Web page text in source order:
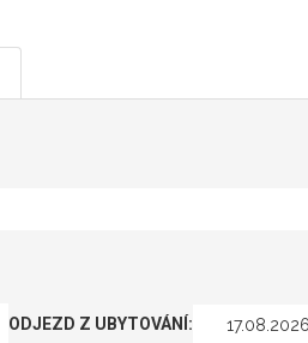
ODJEZD Z UBYTOVÁNÍ: